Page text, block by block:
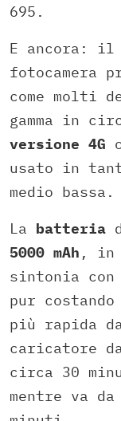
695.
E ancora: il
fotocamera
come molti
gamma in
versione 4G
usato in
medio bassa.
La batteria
5000 mAh , in
sintonia con
pur
più rapida
caricatore
circa 30
mentre va